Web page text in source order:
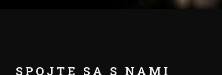
SPOJTE SA S NAMI